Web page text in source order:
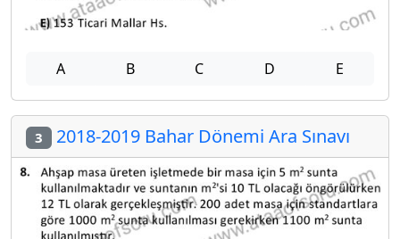
A B C D E
3 2018-2019 Bahar Dönemi Ara Sınavı